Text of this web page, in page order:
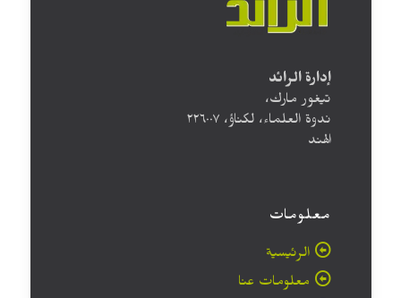
إدارة الرائد
تيغور مارك،
ندوة العلماء، لكناؤ، ۲۲٦۰۰۷
الهند
معلومات
الرئيسية
معلومات عنا